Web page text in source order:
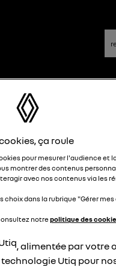
vitesse
2022
succession de
ça roule
pour mesurer l'audience et
montrer des contenus
avec nos contenus via les
dans la rubrique "Gérer
notrepolitique des
, alimentée par votre
technologie Utiq pour